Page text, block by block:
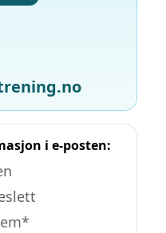
i e-posten: